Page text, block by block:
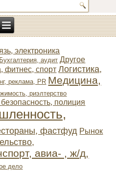
электроника
Бухгалтерия, аудит Другое
фитнес, спорт Логистика,
реклама, PR Медицина,
риэлтeрство
полиция
фастфуд Рынок
авиа- , ж/д,
дело